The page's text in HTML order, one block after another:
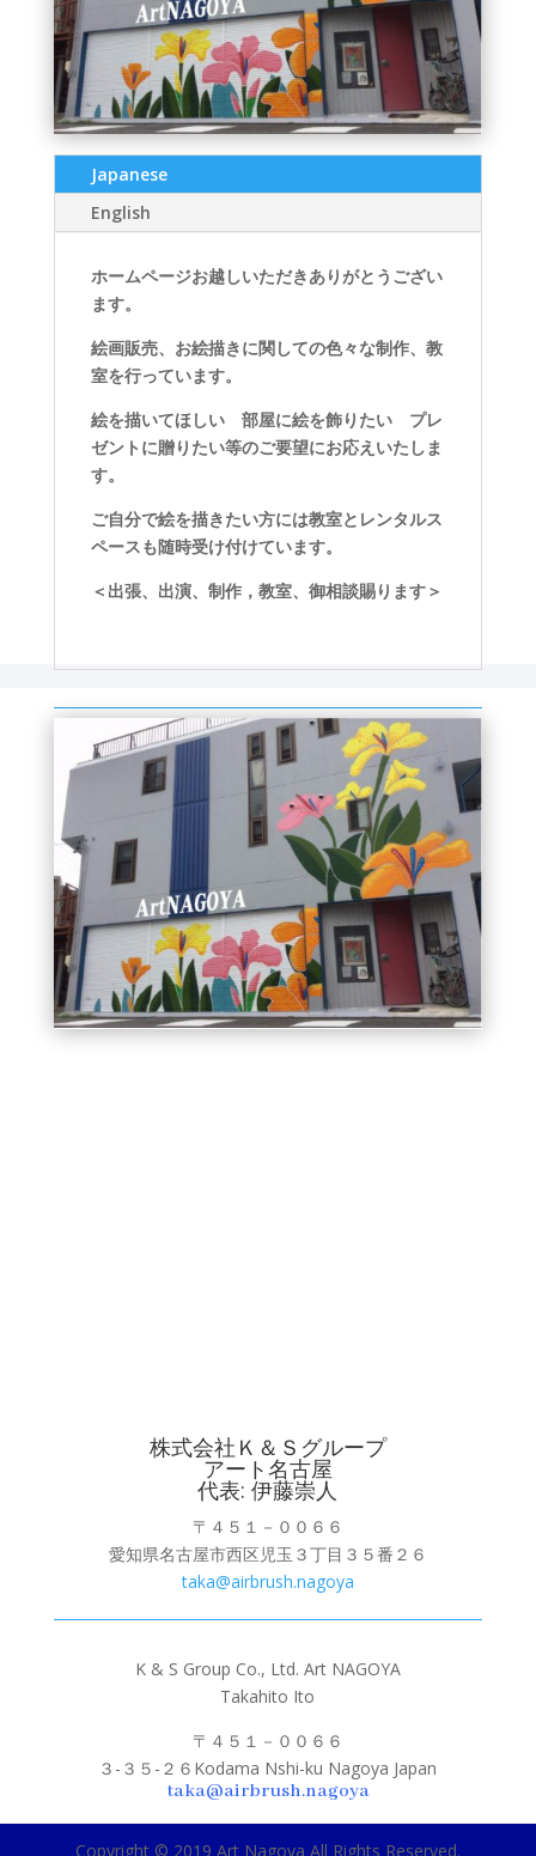
Japanese
English
ホームページお越しいただきありがとうござい
ます。
絵画販売、お絵描きに関しての色々な制作、教
室を行っています。
絵を描いてほしい 部屋に絵を飾りたい プレ
ゼントに贈りたい等のご要望にお応えいたしま
す。
ご自分で絵を描きたい方には教室とレンタルス
ペースも随時受け付けています。
＜出張、出演、制作，教室、御相談賜ります＞
株式会社Ｋ＆Ｓグループ
アート名古屋
代表: 伊藤崇人
〒４５１－００６６
愛知県名古屋市西区児玉３丁目３５番２６
taka@airbrush.nagoya
K & S Group Co., Ltd. Art NAGOYA
Takahito Ito
〒４５１－００６６
３-３５-２６Kodama Nshi-ku Nagoya Japan
taka@airbrush.nagoya
Copyright © 2019 Art Nagoya All Rights Reserved.